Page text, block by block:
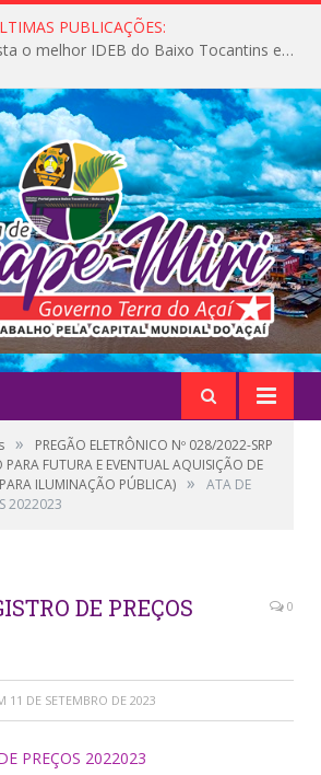
PUBLICAÇÕES:
Igarapé-Miri conquista o melhor IDEB do Baixo Tocantins e avança na qualidade da educação pública
»
PREGÃO ELETRÔNICO Nº 028/2022-SRP
PARA FUTURA E EVENTUAL AQUISIÇÃO DE
ILUMINAÇÃO PÚBLICA) »
ATA DE
2022023
DE PREÇOS
0
11 DE SETEMBRO DE 2023
PREÇOS 2022023